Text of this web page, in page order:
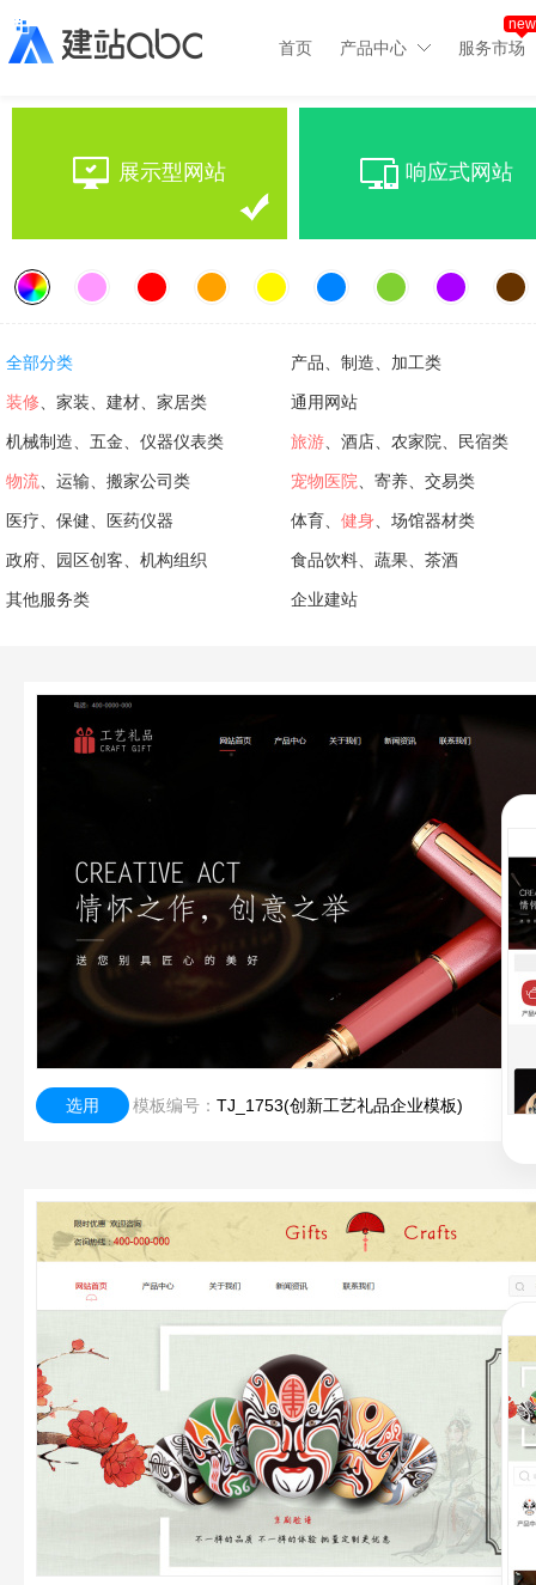
首页 产品中心 服务市场
new
展示型网站 响应式网站
全部分类 产品、制造、加工类
装修 、家装、建材、家居类 通用网站
机械制造、五金、仪器仪表类 旅游 、酒店、农家院、民宿类
物流 、运输、搬家公司类 宠物医院 、寄养、交易类
医疗、保健、医药仪器 体育、 健身 、场馆器材类
政府、园区创客、机构组织 食品饮料、蔬果、茶酒
其他服务类 企业建站
选用 模板编号： TJ_1753(创新工艺礼品企业模板)